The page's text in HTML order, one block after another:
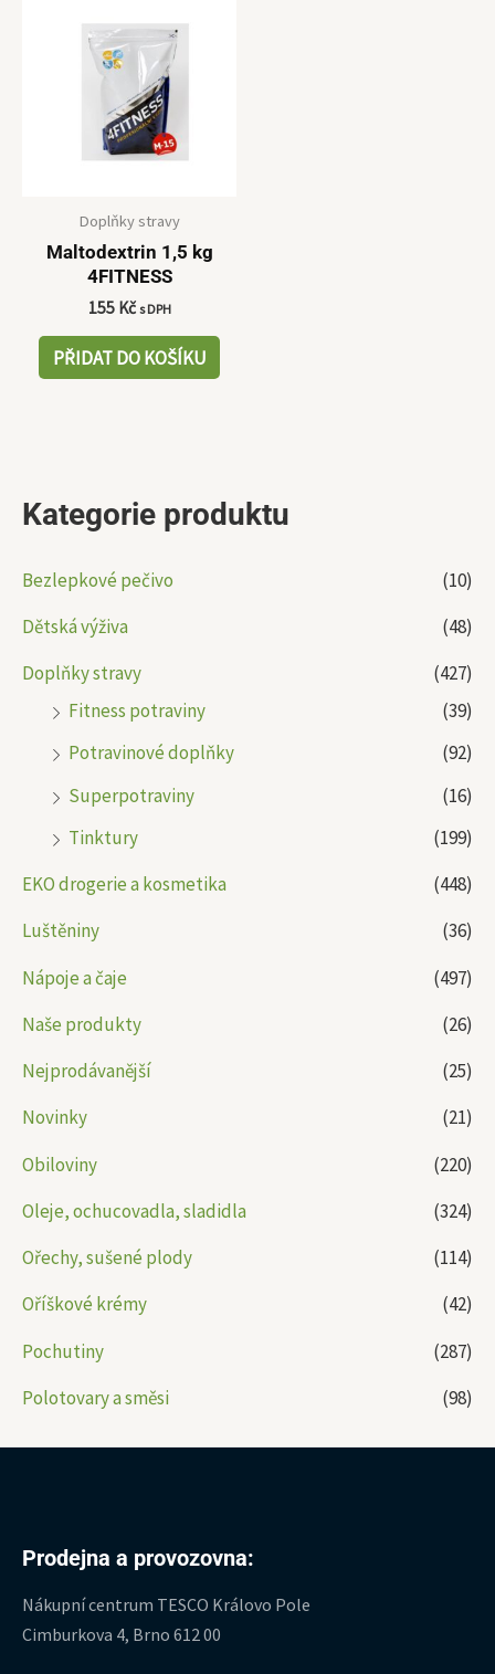
Kategorie produktu
Bezlepkové pečivo
(10)
Dětská výživa
(48)
Doplňky stravy
(427)
Fitness potraviny
(39)
Potravinové doplňky
(92)
Superpotraviny
(16)
Tinktury
(199)
EKO drogerie a kosmetika
(448)
Luštěniny
(36)
Nápoje a čaje
(497)
Naše produkty
(26)
Nejprodávanější
(25)
Novinky
(21)
Obiloviny
(220)
Oleje, ochucovadla, sladidla
(324)
Ořechy, sušené plody
(114)
Oříškové krémy
(42)
Pochutiny
(287)
Polotovary a směsi
(98)
Doplňky stravy
Maltodextrin 1,5 kg
4FITNESS
155 Kč s DPH
PŘIDAT DO KOŠÍKU
Prodejna a provozovna:
Nákupní centrum TESCO Královo Pole
Cimburkova 4, Brno 612 00